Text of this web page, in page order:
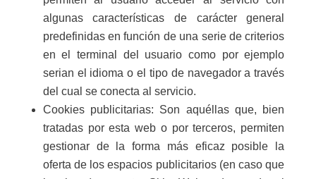
algunas características de carácter general
predefinidas en función de una serie de criterios
en el terminal del usuario como por ejemplo
serian el idioma o el tipo de navegador a través
del cual se conecta al servicio.
Cookies publicitarias: Son aquéllas que, bien
tratadas por esta web o por terceros, permiten
gestionar de la forma más eficaz posible la
oferta de los espacios publicitarios (en caso que